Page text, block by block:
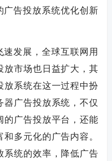
广告投放系统优化创新
速发展，全球互联网用
放市场也日益扩大，其
放系统在这一过程中扮
器广告投放系统，不仅
的广告投放平台，还能
多元化的广告内容。
系统的效率，降低广告